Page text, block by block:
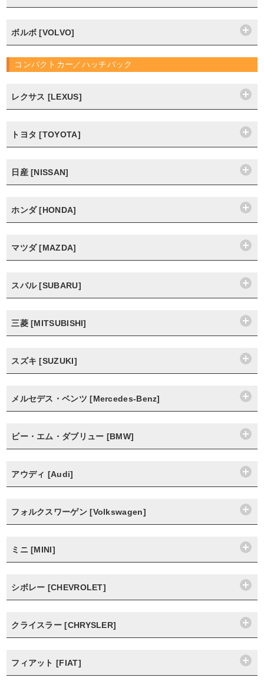
ボルボ [VOLVO]
コンパクトカー／ハッチバック
レクサス [LEXUS]
トヨタ [TOYOTA]
日産 [NISSAN]
ホンダ [HONDA]
マツダ [MAZDA]
スバル [SUBARU]
三菱 [MITSUBISHI]
スズキ [SUZUKI]
メルセデス・ベンツ [Mercedes-Benz]
ビー・エム・ダブリュー [BMW]
アウディ [Audi]
フォルクスワーゲン [Volkswagen]
ミニ [MINI]
シボレー [CHEVROLET]
クライスラー [CHRYSLER]
フィアット [FIAT]